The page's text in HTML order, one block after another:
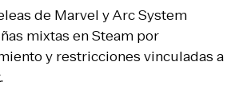
de Marvel y Arc System
mixtas en Steam por
y restricciones vinculadas a